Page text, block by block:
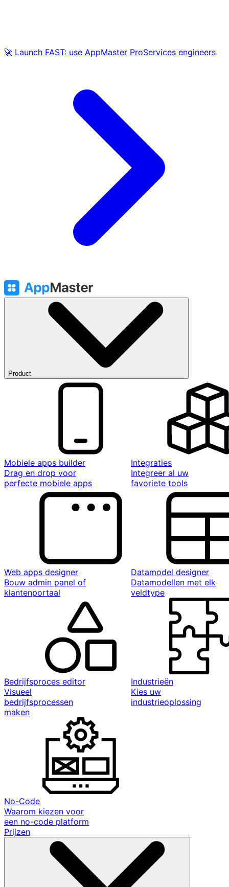
🚀 Launch FAST: use AppMaster ProServices engineers
Product
Mobiele apps builder
Drag en drop voor
perfecte mobiele apps
Integraties
Integreer al uw
favoriete tools
Web apps designer
Bouw admin panel of
klantenportaal
Datamodel designer
Datamodellen met elk
veldtype
Bedrijfsproces editor
Visueel
bedrijfsprocessen
maken
Industrieën
Kies uw
industrieoplossing
No-Code
Waarom kiezen voor
een no-code platform
Prijzen